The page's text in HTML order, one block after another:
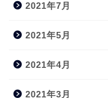
2021年7月
2021年5月
2021年4月
2021年3月